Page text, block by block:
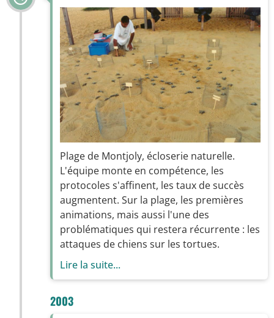
Plage de Montjoly, écloserie naturelle.
L'équipe monte en compétence, les
protocoles s'affinent, les taux de succès
augmentent. Sur la plage, les premières
animations, mais aussi l'une des
problématiques qui restera récurrente : les
attaques de chiens sur les tortues.
Lire la suite...
2003